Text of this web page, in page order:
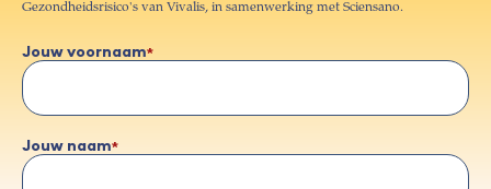
Gezondheidsrisico's van Vivalis, in samenwerking met Sciensano.
Jouw voornaam
Jouw naam